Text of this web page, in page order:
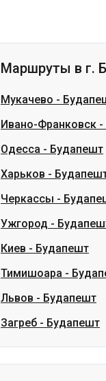
Одесса-Будапешт
Харьков-
Черкассы-
Ужгород-Будапешт
Киев-Будапешт
Тимишоара-
Львов-Будапешт
Загреб-Будапешт
Маршруты в г.
Ромны-Ровно